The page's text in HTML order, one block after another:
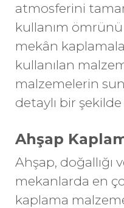
atmosferini
kullanım ömrünü
mekân
kullanılan
malzemelerin
detaylı bir şekilde
Ahşap
Ahşap, doğallığı
mekanlarda en
kaplama